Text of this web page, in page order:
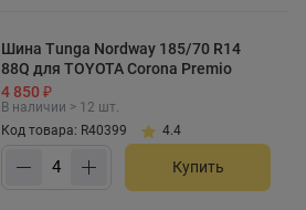
Шина Tunga Nordway 185/70 R14
88Q для TOYOTA Corona Premio
4 850 ₽
В наличии > 12 шт.
Код товара: R40399
4.4
Купить